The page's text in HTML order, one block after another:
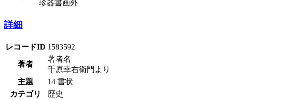
珍器書画外
詳細
レコードID 1583592
著者
著者名
千原幸右衛門より
主題
14 書状
カテゴリ
歴史